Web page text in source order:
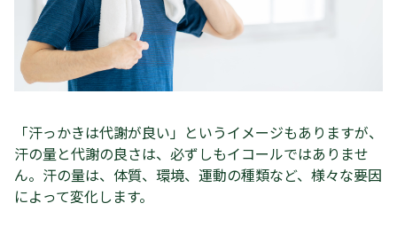
「汗っかきは代謝が良い」というイメージもありますが、
汗の量と代謝の良さは、必ずしもイコールではありませ
ん。汗の量は、体質、環境、運動の種類など、様々な要因
によって変化します。